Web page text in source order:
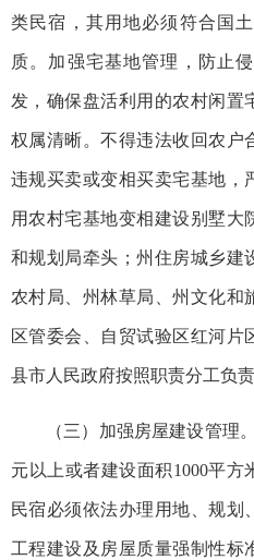
类民宿，其用地必须符合国
质。加强宅基地管理，防止
发，确保盘活利用的农村闲置
权属清晰。不得违法收回农户
违规买卖或变相买卖宅基地，
用农村宅基地变相建设别墅大
和规划局牵头；州住房城乡建
农村局、州林草局、州文化和
区管委会、自贸试验区红河片
县市人民政府按照职责分工负责
（三）加强房屋建设管理
元以上或者建设面积1000平
民宿必须依法办理用地、规划
工程建设及房屋质量强制性标